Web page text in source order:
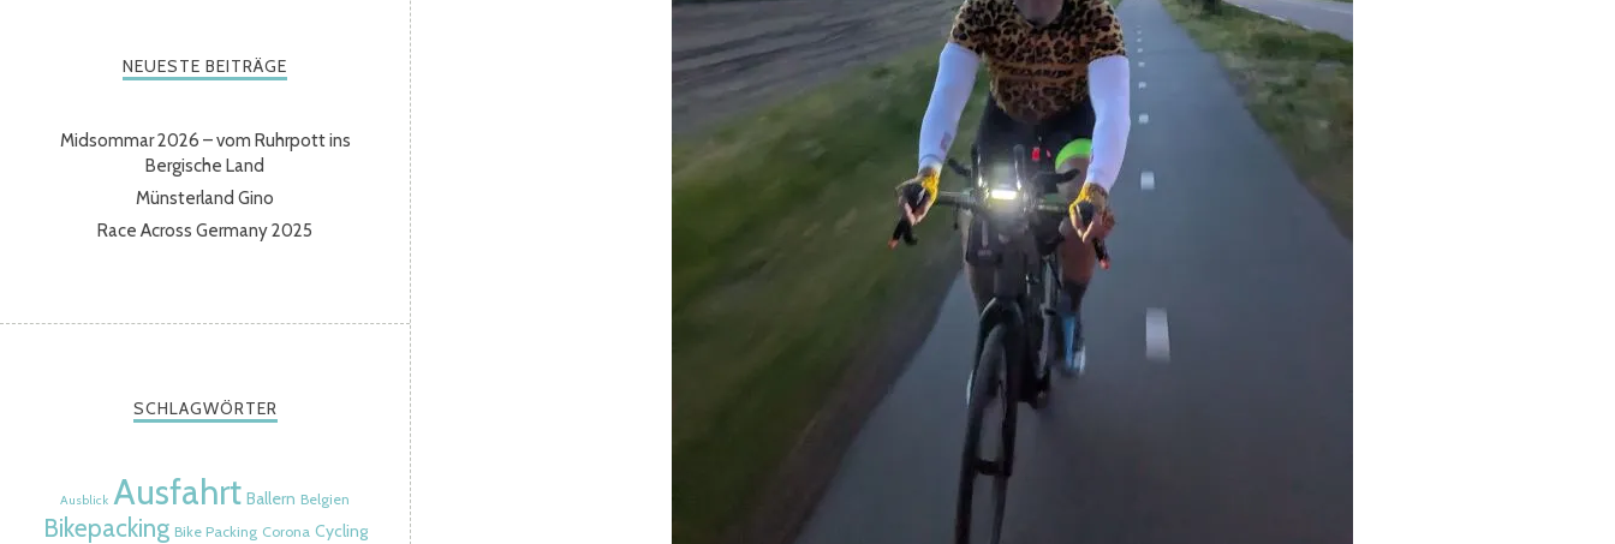
NEUESTE BEITRÄGE
Midsommar 2026 – vom Ruhrpott ins
Bergische Land
Münsterland Gino
Race Across Germany 2025
SCHLAGWÖRTER
Ausblick Ausfahrt Ballern Belgien
Bikepacking Bike Packing Corona Cycling